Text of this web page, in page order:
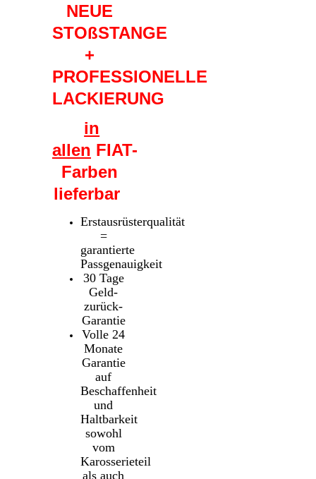
NEUE
STOßSTANGE
+
PROFESSIONELLE
LACKIERUNG
in
allen FIAT-
Farben
lieferbar
Erstausrüsterqualität
=
garantierte
Passgenauigkeit
30 Tage
Geld-
zurück-
Garantie
Volle 24
Monate
Garantie
auf
Beschaffenheit
und
Haltbarkeit
sowohl
vom
Karosserieteil
als auch